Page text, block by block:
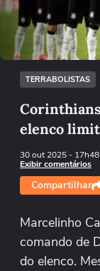
TERRABOLISTAS
elenco
30 out 2025- 17h48
Exibir comentários
Compartilhar
Marcelinho
comando de
do elenco.